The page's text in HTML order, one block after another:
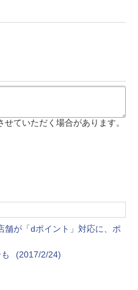
ていただく場合があります。
舗が「dポイント」対応に、ポ
(2017/2/24)